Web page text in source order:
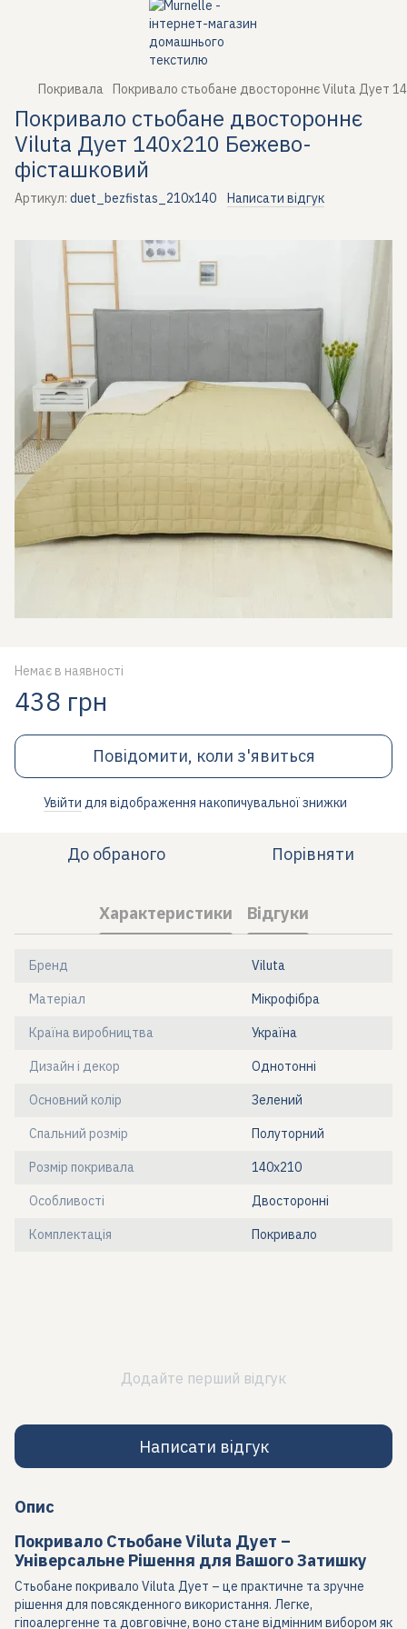
Покривала Покривало стьобане двостороннє Viluta Дует
Покривало стьобане двостороннє
Viluta Дует 140х210 Бежево-
фісташковий
Артикул: duet_bezfistas_210x140 Написати відгук
Немає в наявності
438 грн
Повідомити, коли з'явиться
Увійти для відображення накопичувальної знижки
До обраного Порівняти
Характеристики Відгуки
Бренд Viluta
Матеріал Мікрофібра
Країна виробництва Україна
Дизайн і декор Однотонні
Основний колір Зелений
Спальний розмір Полуторний
Розмір покривала 140х210
Особливості Двосторонні
Комплектація Покривало
Додайте перший відгук
Написати відгук
Опис
Покривало Стьобане Viluta Дует –
Універсальне Рішення для Вашого Затишку
Стьобане покривало Viluta Дует – це практичне та зручне
рішення для повсякденного використання. Легке,
гіпоалергенне та довговічне, воно стане відмінним вибором як